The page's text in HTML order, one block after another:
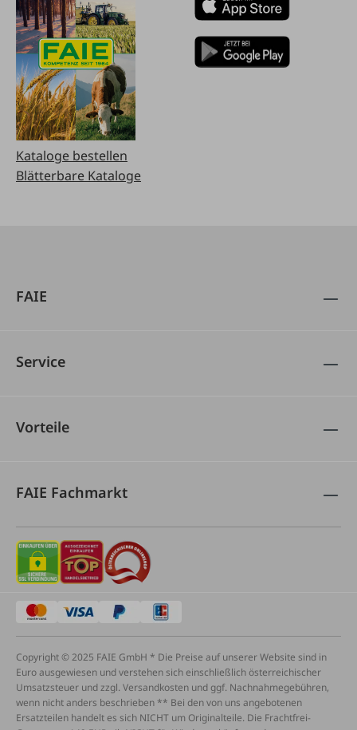
Kataloge bestellen
Blätterbare Kataloge
FAIE
Service
Vorteile
FAIE Fachmarkt
Copyright © 2025 FAIE GmbH * Die Preise auf unserer Website sind in
Euro ausgewiesen und verstehen sich einschließlich österreichischer
Umsatzsteuer und zzgl. Versandkosten und ggf. Nachnahmegebühren,
wenn nicht anders beschrieben ** Bei den von uns angebotenen
Ersatzteilen handelt es sich NICHT um Originalteile. Die Frachtfrei-